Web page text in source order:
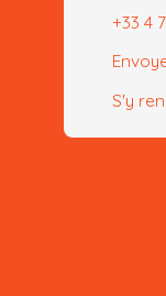
+33 4
S'y